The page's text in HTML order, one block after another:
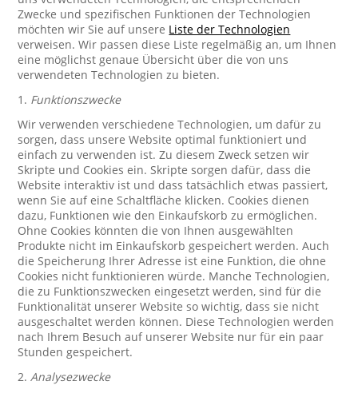
Zwecke und spezifischen Funktionen der Technologien
möchten wir Sie auf unsere Liste der Technologien
verweisen. Wir passen diese Liste regelmäßig an, um Ihnen
eine möglichst genaue Übersicht über die von uns
verwendeten Technologien zu bieten.
1. Funktionszwecke
Wir verwenden verschiedene Technologien, um dafür zu
sorgen, dass unsere Website optimal funktioniert und
einfach zu verwenden ist. Zu diesem Zweck setzen wir
Skripte und Cookies ein. Skripte sorgen dafür, dass die
Website interaktiv ist und dass tatsächlich etwas passiert,
wenn Sie auf eine Schaltfläche klicken. Cookies dienen
dazu, Funktionen wie den Einkaufskorb zu ermöglichen.
Ohne Cookies könnten die von Ihnen ausgewählten
Produkte nicht im Einkaufskorb gespeichert werden. Auch
die Speicherung Ihrer Adresse ist eine Funktion, die ohne
Cookies nicht funktionieren würde. Manche Technologien,
die zu Funktionszwecken eingesetzt werden, sind für die
Funktionalität unserer Website so wichtig, dass sie nicht
ausgeschaltet werden können. Diese Technologien werden
nach Ihrem Besuch auf unserer Website nur für ein paar
Stunden gespeichert.
2.Analysezwecke